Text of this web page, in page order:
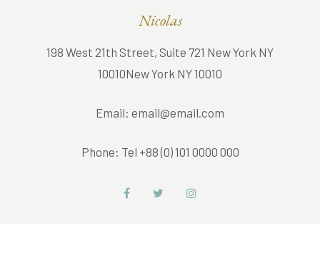
Nicolas
198 West 21th Street, Suite 721 New York NY
10010New York NY 10010
Email: email@email.com
Phone: Tel +88 (0) 101 0000 000